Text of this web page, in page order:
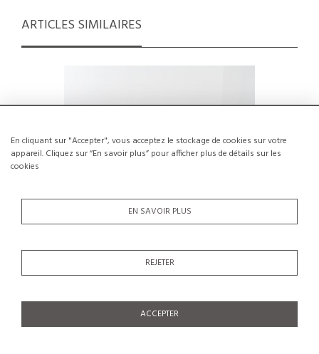
En cliquant sur "Accepter", vous acceptez le stockage de cookies sur votre
appareil. Cliquez sur “En savoir plus” pour afficher plus de détails sur les
cookies
EN SAVOIR PLUS
REJETER
ACCEPTER
ARTICLES SIMILAIRES
Suite de trois chaises et deux
€600